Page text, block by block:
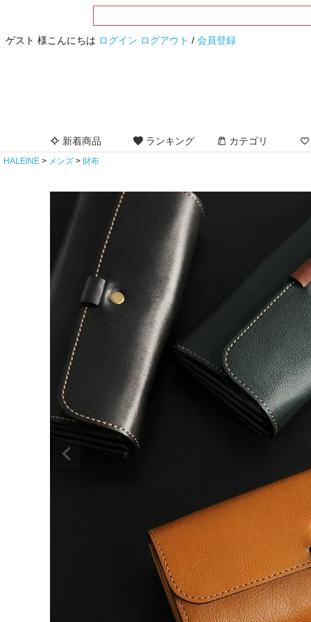
ゲスト 様こんにちは ログイン ログアウト / 会員登録
新着商品 ランキング カテゴリ
HALEINE メンズ 財布